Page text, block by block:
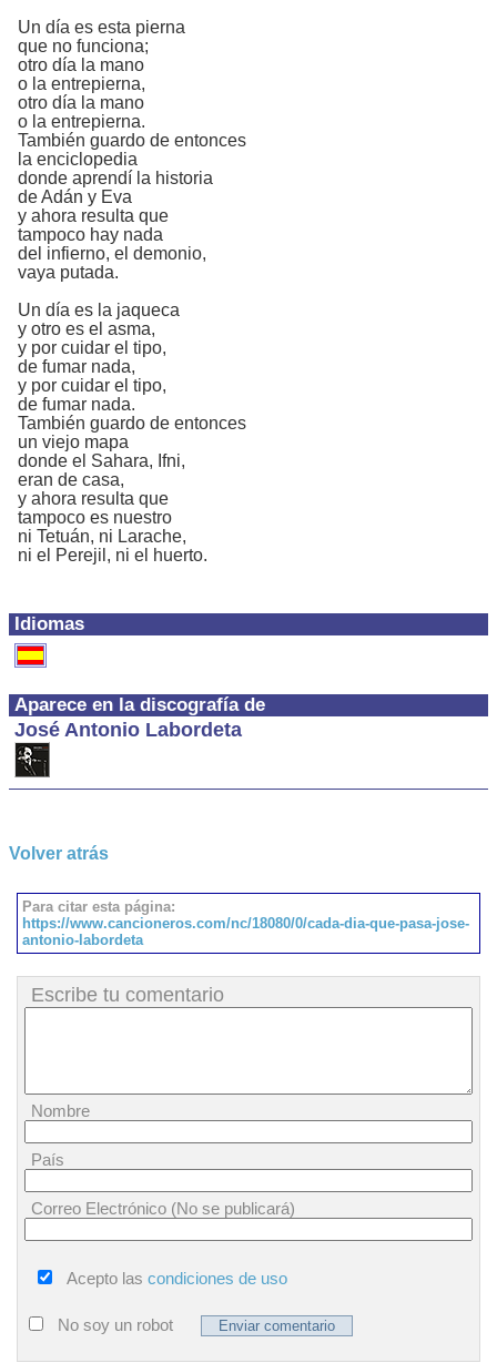
Idiomas
Aparece en la discografía de
José Antonio Labordeta
Un día es esta pierna
que no funciona;
otro día la mano
o la entrepierna,
otro día la mano
o la entrepierna.
También guardo de entonces
la enciclopedia
donde aprendí la historia
de Adán y Eva
y ahora resulta que
tampoco hay nada
del infierno, el demonio,
vaya putada.
Un día es la jaqueca
y otro es el asma,
y por cuidar el tipo,
de fumar nada,
y por cuidar el tipo,
de fumar nada.
También guardo de entonces
un viejo mapa
donde el Sahara, Ifni,
eran de casa,
y ahora resulta que
tampoco es nuestro
ni Tetuán, ni Larache,
ni el Perejil, ni el huerto.
Volver atrás
Para citar esta página:
https://www.cancioneros.com/nc/18080/0/cada-dia-que-pasa-jose-
antonio-labordeta
Escribe tu comentario
Nombre
País
Correo Electrónico (No se publicará)
Acepto las condiciones de uso
No soy un robot